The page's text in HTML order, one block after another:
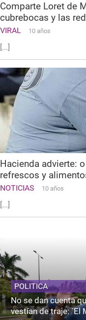
Comparte Loret de
cubrebocas y las
VIRAL 10 años
[...]
Hacienda advierte:
refrescos y
NOTICIAS 10 años
[...]
POLITICA
No se dan cuenta
vestían de traje: ´El